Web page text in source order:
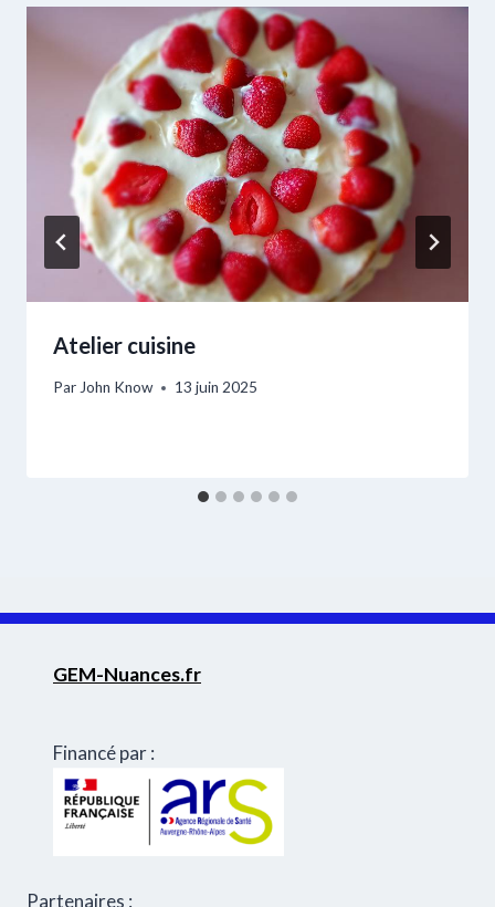
Atelier cuisine
Par John Know 13 juin 2025
GEM-Nuances.fr
Financé par :
Partenaires :